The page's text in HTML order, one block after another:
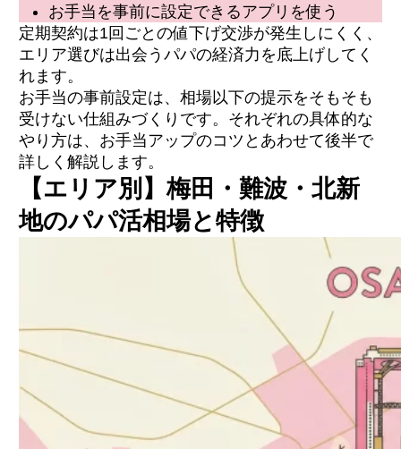
お手当を事前に設定できるアプリを使う
定期契約は1回ごとの値下げ交渉が発生しにくく、
エリア選びは出会うパパの経済力を底上げしてく
れます。
お手当の事前設定は、相場以下の提示をそもそも
受けない仕組みづくりです。それぞれの具体的な
やり方は、お手当アップのコツとあわせて後半で
詳しく解説します。
【エリア別】梅田・難波・北新
地のパパ活相場と特徴